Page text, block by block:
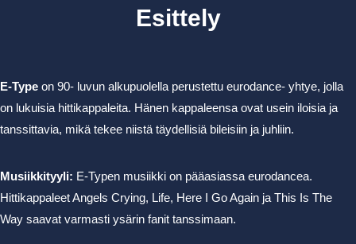
Esittely
E-Type on 90- luvun alkupuolella perustettu eurodance- yhtye, jolla
on lukuisia hittikappaleita. Hänen kappaleensa ovat usein iloisia ja
tanssittavia, mikä tekee niistä täydellisiä bileisiin ja juhliin.
Musiikkityyli: E-Typen musiikki on pääasiassa eurodancea.
Hittikappaleet Angels Crying, Life, Here I Go Again ja This Is The
Way saavat varmasti ysärin fanit tanssimaan.